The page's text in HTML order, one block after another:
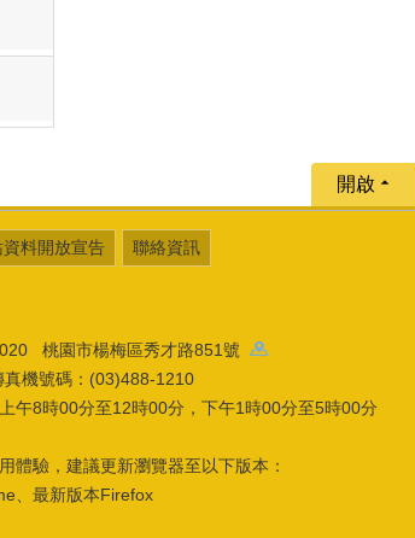
開啟
料開放宣告 聯絡資訊
桃園市楊梅區秀才路851號
機號碼：(03)488-1210
午8時00分至12時00分，下午1時00分至5時00分
體驗，建議更新瀏覽器至以下版本：
、最新版本Firefox